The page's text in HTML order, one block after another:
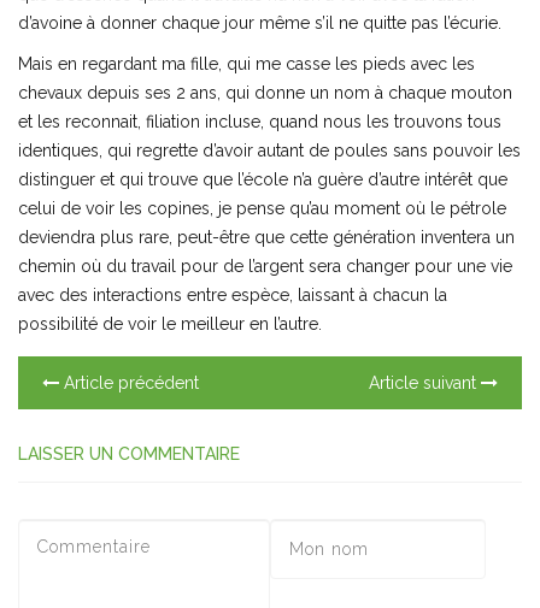
d’avoine à donner chaque jour même s’il ne quitte pas l’écurie.
Mais en regardant ma fille, qui me casse les pieds avec les
chevaux depuis ses 2 ans, qui donne un nom à chaque mouton
et les reconnait, filiation incluse, quand nous les trouvons tous
identiques, qui regrette d’avoir autant de poules sans pouvoir les
distinguer et qui trouve que l’école n’a guère d’autre intérêt que
celui de voir les copines, je pense qu’au moment où le pétrole
deviendra plus rare, peut-être que cette génération inventera un
chemin où du travail pour de l’argent sera changer pour une vie
avec des interactions entre espèce, laissant à chacun la
possibilité de voir le meilleur en l’autre.
Article précédent Article suivant
LAISSER UN COMMENTAIRE